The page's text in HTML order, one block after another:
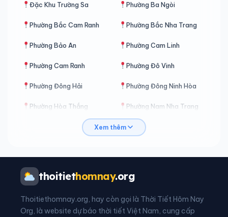
Đặc Khu Trường Sa Phường Ba Ngòi
Phường Bắc Cam Ranh Phường Bắc Nha Trang
Phường Bảo An Phường Cam Linh
Phường Cam Ranh Phường Đô Vinh
Phường Đông Hải Phường Đông Ninh Hòa
Phường Hòa Thắng Phường Nam Nha Trang
Phường Nha Trang Phường Ninh Chử
Phường Tây Nha Trang
Xã Bác Ái
Xã Bác Ái Tây Xã Bắc Khánh Vĩnh
Xem thêm
thoitiethomnay.org
Thoitiethomnay.org, hay còn gọi là Thời Tiết Hôm Nay
Org, là website dự báo thời tiết Việt Nam, cung cấp